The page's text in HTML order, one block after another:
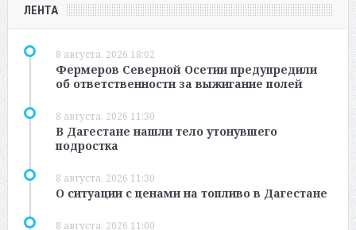
ЛЕНТА
8 августа, 2026 18:02
Фермеров Северной Осетии предупредили
об ответственности за выжигание полей
8 августа, 2026 11:30
В Дагестане нашли тело утонувшего
подростка
8 августа, 2026 11:30
О ситуации с ценами на топливо в Дагестане
8 августа, 2026 11:00